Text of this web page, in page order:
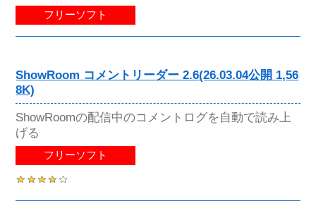
フリーソフト
ShowRoom コメントリーダー 2.6(26.03.04公開 1,56
8K)
ShowRoomの配信中のコメントログを自動で読み上
げる
フリーソフト